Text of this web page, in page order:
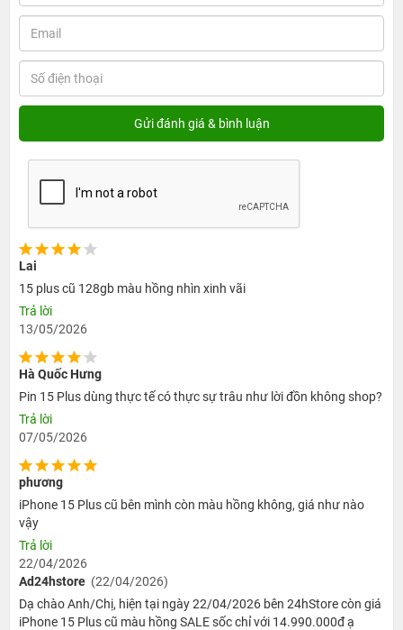
13.490.000đ
12.990.000đ
15.490.000đ
Lai
15 plus cũ 128gb màu hồng nhìn xinh vãi
Trả lời
13/05/2026
Hà Quốc Hưng
Pin 15 Plus dùng thực tế có thực sự trâu như lời đồn không shop?
Trả lời
07/05/2026
phương
iPhone 15 Plus cũ bên mình còn màu hồng không, giá như nào
vậy
Trả lời
22/04/2026
Ad24hstore (22/04/2026)
Dạ chào Anh/Chị, hiện tại ngày 22/04/2026 bên 24hStore còn giá
iPhone 15 Plus cũ màu hồng SALE sốc chỉ với 14.990.000đ ạ